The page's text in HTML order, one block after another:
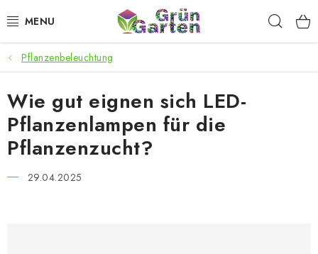
Inhalt
ANGEBOTE
LED PFLANZENLAMPEN
ANBAUBEDARF FÜR DEN HEIMANBAU
AQUARISTIK
Pflanzenbeleuchtung
Wie gut eignen sich LED-
Pflanzenlampen für die
Pflanzenzucht?
29.04.2025